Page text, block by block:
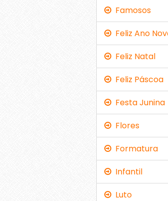
Famosos
Feliz Ano
Feliz Natal
Feliz Páscoa
Festa Junina
Flores
Formatura
Infantil
Luto